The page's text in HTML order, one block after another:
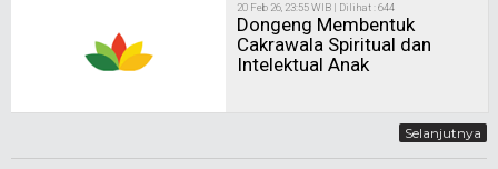
20 Feb 26, 23:55 WIB | Dilihat : 644
Dongeng Membentuk
Cakrawala Spiritual dan
Intelektual Anak
Selanjutnya